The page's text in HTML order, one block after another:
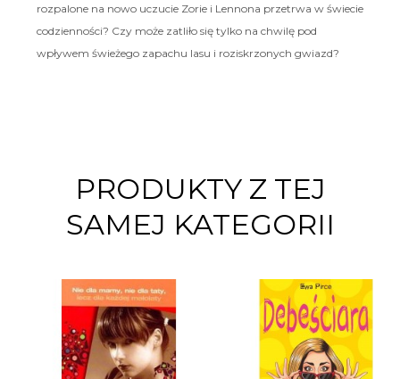
rozpalone na nowo uczucie Zorie i Lennona przetrwa w świecie
codzienności? Czy może zatliło się tylko na chwilę pod
wpływem świeżego zapachu lasu i roziskrzonych gwiazd?
PRODUKTY Z TEJ
SAMEJ KATEGORII